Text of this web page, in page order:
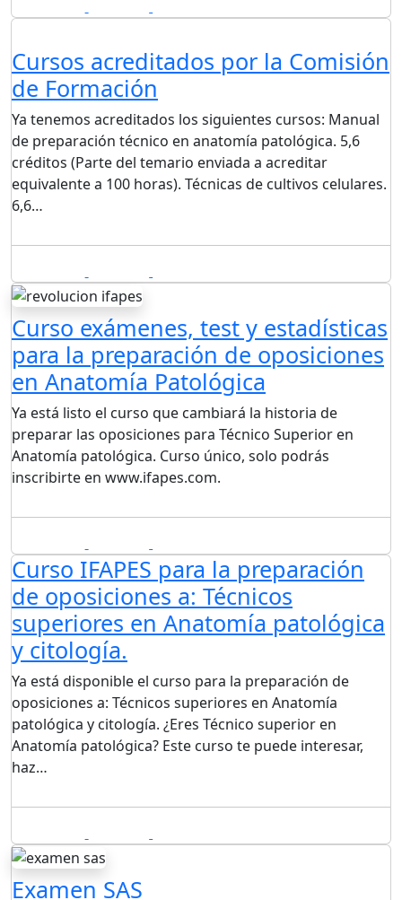
Cursos acreditados por la Comisión
de Formación
Ya tenemos acreditados los siguientes cursos: Manual
de preparación técnico en anatomía patológica. 5,6
créditos (Parte del temario enviada a acreditar
equivalente a 100 horas). Técnicas de cultivos celulares.
6,6…
Curso exámenes, test y estadísticas
para la preparación de oposiciones
en Anatomía Patológica
Ya está listo el curso que cambiará la historia de
preparar las oposiciones para Técnico Superior en
Anatomía patológica. Curso único, solo podrás
inscribirte en www.ifapes.com.
Curso IFAPES para la preparación
de oposiciones a: Técnicos
superiores en Anatomía patológica
y citología.
Ya está disponible el curso para la preparación de
oposiciones a: Técnicos superiores en Anatomía
patológica y citología. ¿Eres Técnico superior en
Anatomía patológica? Este curso te puede interesar,
haz…
Examen SAS